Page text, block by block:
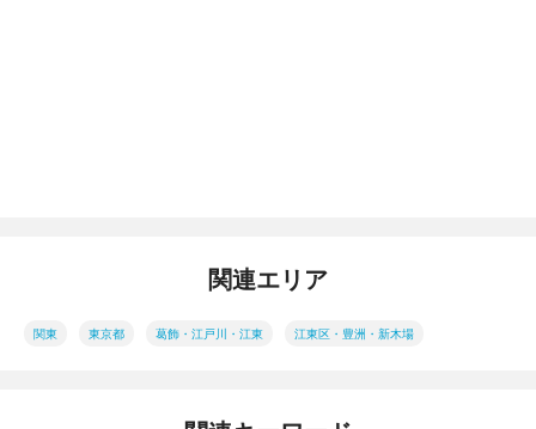
関連エリア
関東 東京都 葛飾・江戸川・江東 江東区・豊洲・新木場